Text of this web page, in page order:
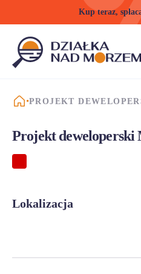
Kup teraz,
STRONA GŁÓWNA
PROJEKT
Projekt deweloperski
Lokalizacja